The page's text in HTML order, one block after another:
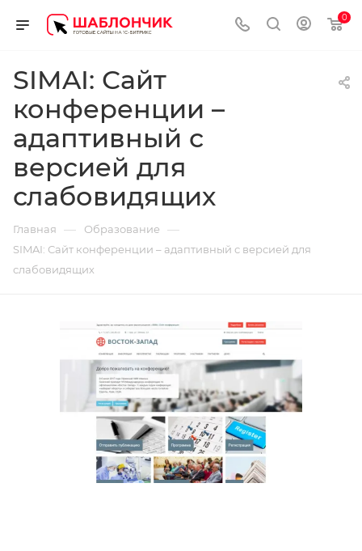
0
SIMAI: Сайт
конференции –
адаптивный с
версией для
слабовидящих
Главная — Образование —
SIMAI: Сайт конференции – адаптивный с версией для
слабовидящих